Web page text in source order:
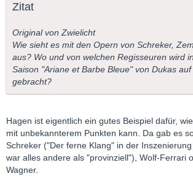
Intendanten mißbraucht, um dem
Zitat
Original von Zwielicht
Wie sieht es mit den Opern von Schreker,
aus? Wo und von welchen Regisseuren wird
Saison "Ariane et Barbe Bleue" von Dukas
gebracht?
Hagen ist eigentlich ein gutes Beispiel dafür,
mit unbekannterem Punkten kann. Da gab es
Schreker ("Der ferne Klang" in der
war alles andere als "provinziell"), Wolf-Ferrari
Wagner.